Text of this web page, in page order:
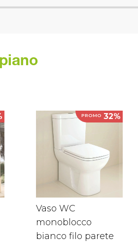
PROMO 32%
Vaso WC
monoblocco
bianco filo parete